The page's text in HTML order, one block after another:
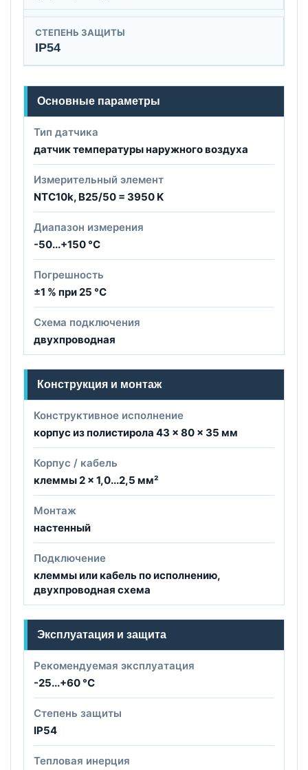
СТЕПЕНЬ ЗАЩИТЫ
IP54
Основные параметры
Тип датчика
датчик температуры наружного воздуха
Измерительный элемент
NTC10k, B25/50 = 3950 K
Диапазон измерения
-50...+150 °C
Погрешность
±1 % при 25 °C
Схема подключения
двухпроводная
Конструкция и монтаж
Конструктивное исполнение
корпус из полистирола 43 × 80 × 35 мм
Корпус / кабель
клеммы 2 × 1,0...2,5 мм²
Монтаж
настенный
Подключение
клеммы или кабель по исполнению,
двухпроводная схема
Эксплуатация и защита
Рекомендуемая эксплуатация
-25...+60 °C
Степень защиты
IP54
Тепловая инерция